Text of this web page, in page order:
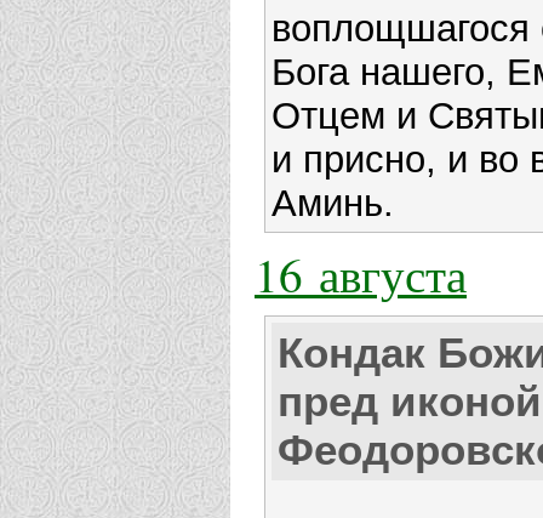
воплощшагося
Бога нашего,
Отцем и
и присно, и во
Аминь.
16 августа
Кондак
пред